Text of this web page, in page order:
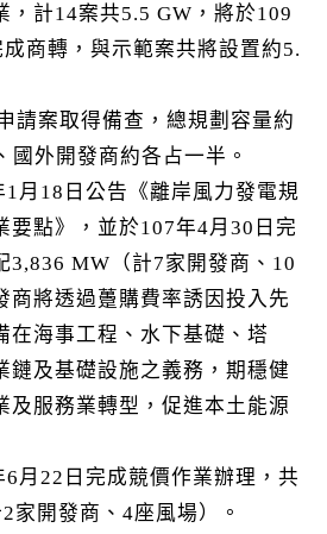
，計14案共5.5 GW，將於109
商轉，與示範案共將設置約5.
請案取得備查，總規劃容量約
國外開發商約各占一半。
月18日公告《離岸風力發電規
要點》，並於107年4月30日完
3,836 MW（計7家開發商、10
商將透過躉購費率誘因投入先
在海事工程、水下基礎、塔
鏈及基礎設施之義務，期穩健
及服務業轉型，促進本土能源
月22日完成競價作業辦理，共
家開發商、4座風場）。